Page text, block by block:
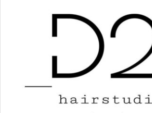
entradas